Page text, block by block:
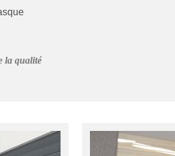
la qualité